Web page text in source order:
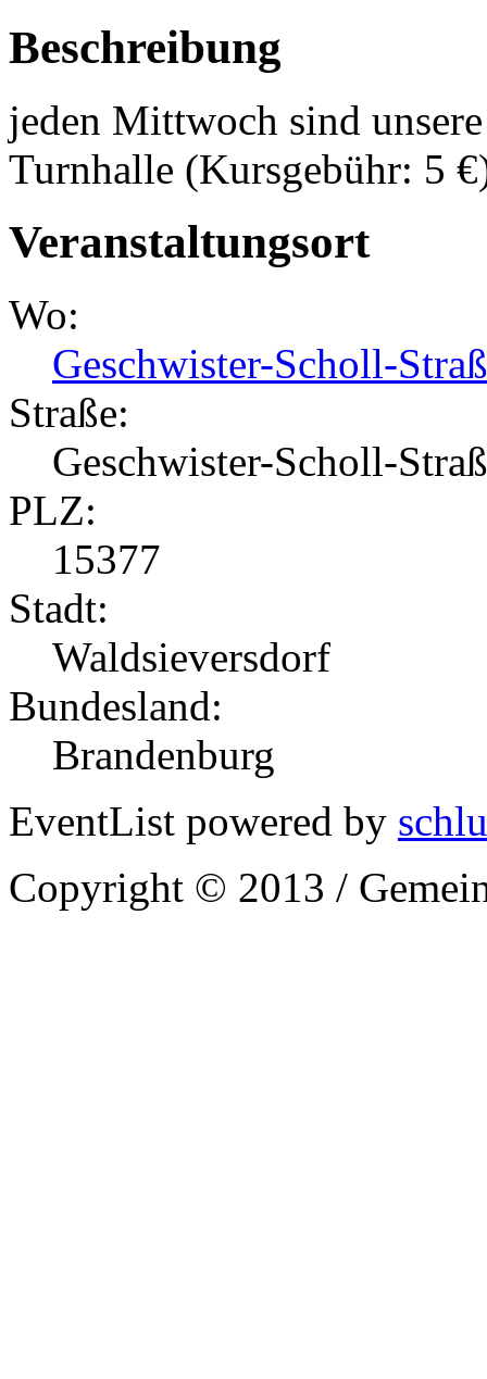
Beschreibung
jeden Mittwoch sind
Turnhalle (Kursgebühr: 5
Veranstaltungsort
Wo:
Geschwister-Scholl-
Straße:
Geschwister-Scholl-
PLZ:
15377
Stadt:
Waldsieversdorf
Bundesland:
Brandenburg
EventList powered by
Copyright © 2013 /